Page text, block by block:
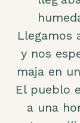
Llegamos
y nos
maja en
El pueblo
a una